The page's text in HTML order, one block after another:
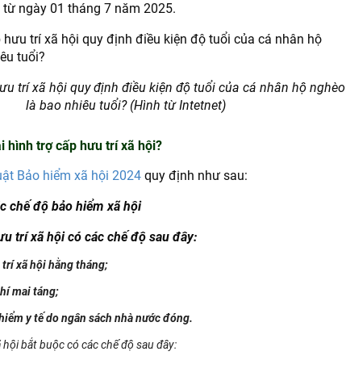
ngày 01 tháng 7 năm 2025.
trí xã hội quy định điều kiện độ tuổi của cá nhân hộ nghèo
là bao nhiêu tuổi? (Hình từ Intetnet)
hình trợ cấp hưu trí xã hội?
Bảo hiểm xã hội 2024quy định như sau:
chế độ bảo hiểm xã hội
trí xã hội có các chế độ sau đây:
trí xã hội hằng tháng;
mai táng;
y tế do ngân sách nhà nước đóng.
hội bắt buộc có các chế độ sau đây: